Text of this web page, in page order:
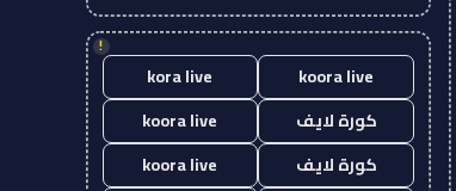
!
koora live
kora live
كورة لايف
koora live
كورة لايف
koora live